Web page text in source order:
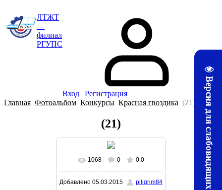
Версия для слабовидящих
ЛТЖТ
—
филиал
РГУПС
Вход | Регистрация
Главная Фотоальбом Конкурсы Красная гвоздика (21)
(21)
В реальном размере
1600x1066/ 168.0Kb
1068 0 0.0
Добавлено 05.03.2015 piligrim84